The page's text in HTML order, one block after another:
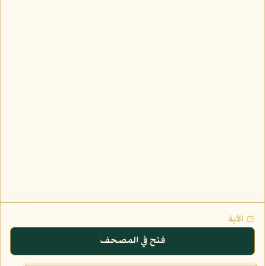
۞ الآية
فتح في المصحف